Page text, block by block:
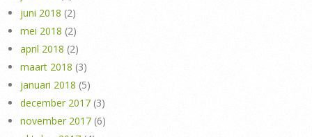
juni 2018 (2)
mei 2018 (2)
april 2018 (2)
maart 2018 (3)
januari 2018 (5)
december 2017 (3)
november 2017 (6)